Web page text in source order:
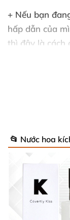
+ Nếu bạn
hấp dẫn của
thì đây là cách
những
đã bị thu
📂 Nước hoa